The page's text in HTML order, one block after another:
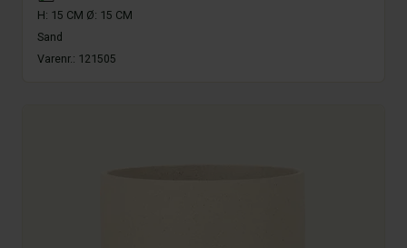
H: 15 CM Ø: 15 CM
Sand
Varenr.: 121505